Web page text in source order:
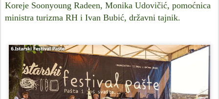
Koreje Soonyoung Radeen, Monika Udovičić, pomoćnica
ministra turizma RH i Ivan Bubić, državni tajnik.